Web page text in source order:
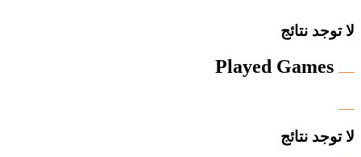
لا توجد نتائج
Played Games
لا توجد نتائج